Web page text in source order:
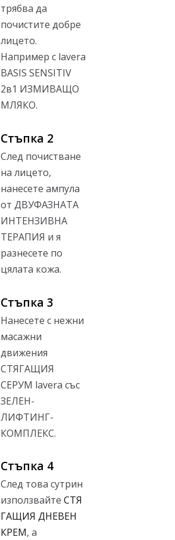
трябва да
почистите добре
лицето.
Например с lavera
BASIS SENSITIV
2в1 ИЗМИВАЩО
МЛЯКО.
Стъпка 2
След почистване
на лицето,
нанесете ампула
от ДВУФАЗНАТА
ИНТЕНЗИВНА
ТЕРАПИЯ и я
разнесете по
цялата кожа.
Стъпка 3
Нанесете с нежни
масажни
движения
СТЯГАЩИЯ
СЕРУМ lavera със
ЗЕЛЕН-
ЛИФТИНГ-
КОМПЛЕКС.
Стъпка 4
След това сутрин
използвайте СТЯ
ГАЩИЯ ДНЕВЕН
КРЕМ, а